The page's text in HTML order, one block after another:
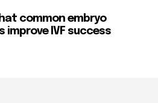
common embryo
IVF success